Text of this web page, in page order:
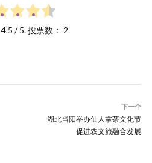
4.5 / 5. 投票数： 2
下一个
湖北当阳举办仙人掌茶文化节
促进农文旅融合发展